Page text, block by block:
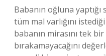
Babanın oğluna
tüm mal varlığını
babanın mirasını tek bir
bırakamayacağını